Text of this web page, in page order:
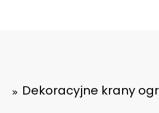
Dekoracyjne krany